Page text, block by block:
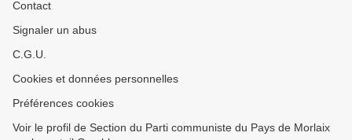
Contact
Signaler un abus
C.G.U.
Cookies et données personnelles
Préférences cookies
Voir le profil de Section du Parti communiste du Pays de Morlaix